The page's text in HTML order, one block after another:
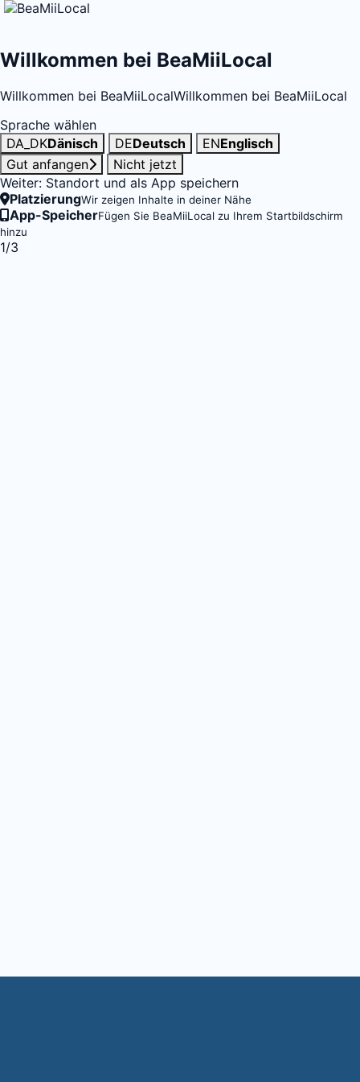
Willkommen bei BeaMiiLocal
Willkommen bei BeaMiiLocalWillkommen bei BeaMiiLocal
Sprache wählen
DA_DKDänisch DEDeutsch ENEnglisch
Gut anfangen
Nicht jetzt
Weiter: Standort und als App speichern
PlatzierungWir zeigen Inhalte in deiner Nähe
App-SpeicherFügen Sie BeaMiiLocal zu Ihrem Startbildschirm
hinzu
1/3